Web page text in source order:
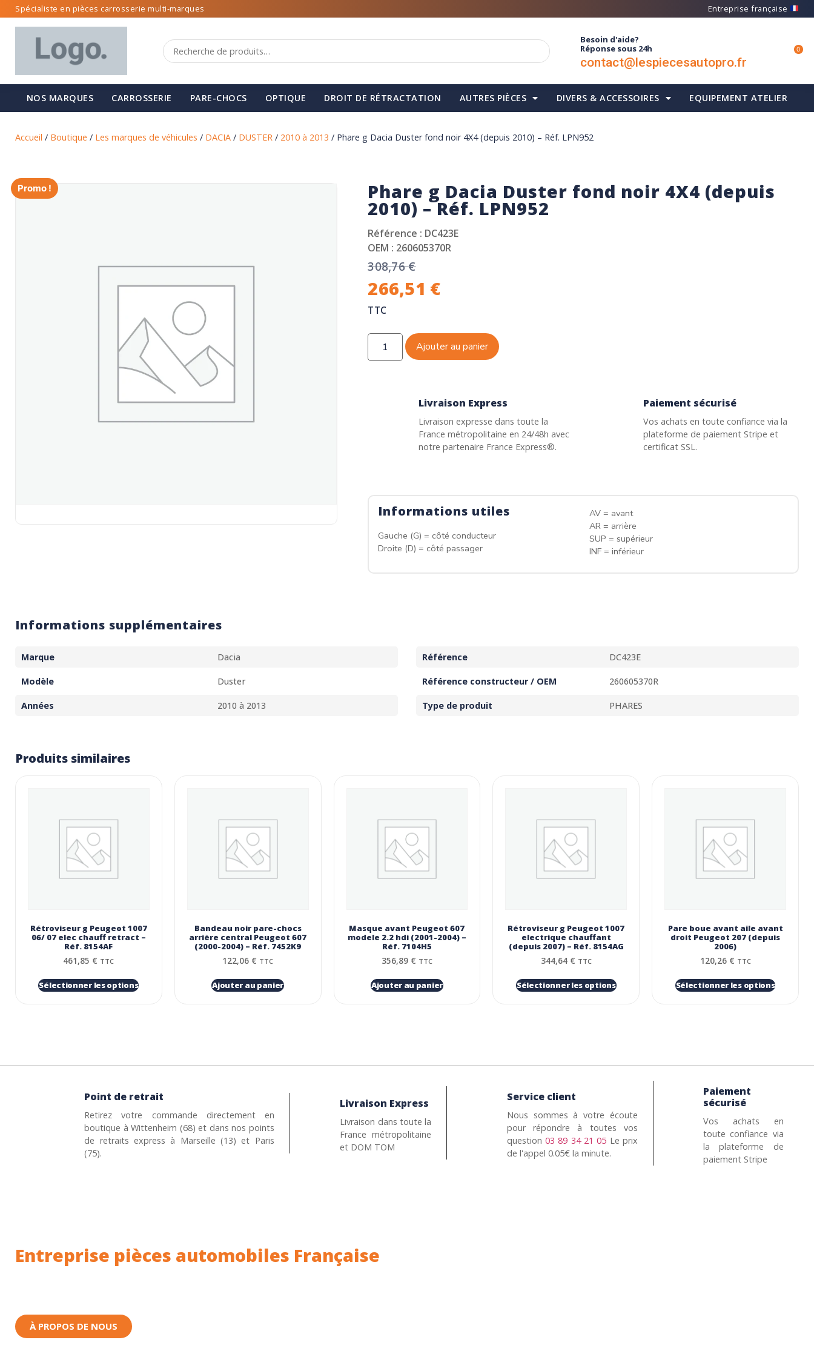
Spécialiste en pièces carrosserie multi-marques Entreprise française
Besoin d'aide?
Réponse sous 24h
contact@lespiecesautopro.fr
0
NOS MARQUES CARROSSERIE PARE-CHOCS OPTIQUE DROIT DE RÉTRACTATION AUTRES PIÈCES DIVERS & ACCESSOIRES EQUIPEMENT ATELIER
Accueil / Boutique / Les marques de véhicules / DACIA / DUSTER / 2010 à 2013 / Phare g Dacia Duster fond noir 4X4 (depuis 2010) – Réf. LPN952
Promo ! Phare g Dacia Duster fond noir 4X4 (depuis
2010) – Réf. LPN952
Référence : DC423E
OEM : 260605370R
308,76€
266,51 €
TTC
Ajouter au panier
Livraison Express
Livraison expresse dans toute la
France métropolitaine en 24/48h avec
notre partenaire France Express®.
Paiement sécurisé
Vos achats en toute confiance via la
plateforme de paiement Stripe et
certificat SSL.
Informations utiles
Gauche (G) = côté conducteur
Droite (D) = côté passager
AV = avant
AR = arrière
SUP = supérieur
INF = inférieur
Informations supplémentaires
Marque Dacia Référence DC423E
Modèle Duster Référence constructeur / OEM 260605370R
Années 2010 à 2013 Type de produit PHARES
Produits similaires
Rétroviseur g Peugeot 1007
06/ 07 elec chauff retract –
Réf. 8154AF
461,85 € TTC
Sélectionner les options
Bandeau noir pare-chocs
arrière central Peugeot 607
(2000-2004) – Réf. 7452K9
122,06 € TTC
Ajouter au panier
Masque avant Peugeot 607
modele 2.2 hdi (2001-2004) –
Réf. 7104H5
356,89 € TTC
Ajouter au panier
Rétroviseur g Peugeot 1007
electrique chauffant
(depuis 2007) – Réf. 8154AG
344,64 € TTC
Sélectionner les options
Pare boue avant aile avant
droit Peugeot 207 (depuis
2006)
120,26 € TTC
Sélectionner les options
Point de retrait
Retirez votre commande directement en
boutique à Wittenheim (68) et dans nos points
de retraits express à Marseille (13) et Paris
(75).
Livraison Express
Livraison dans toute la
France métropolitaine
et DOM TOM
Service client
Nous sommes à votre écoute
pour répondre à toutes vos
question03 89 34 21 05 Le prix
de l'appel 0.05€ la minute.
Paiement
sécurisé
Vos achats en
toute confiance via
la plateforme de
paiement Stripe
Entreprise pièces automobiles Française
À PROPOS DE NOUS